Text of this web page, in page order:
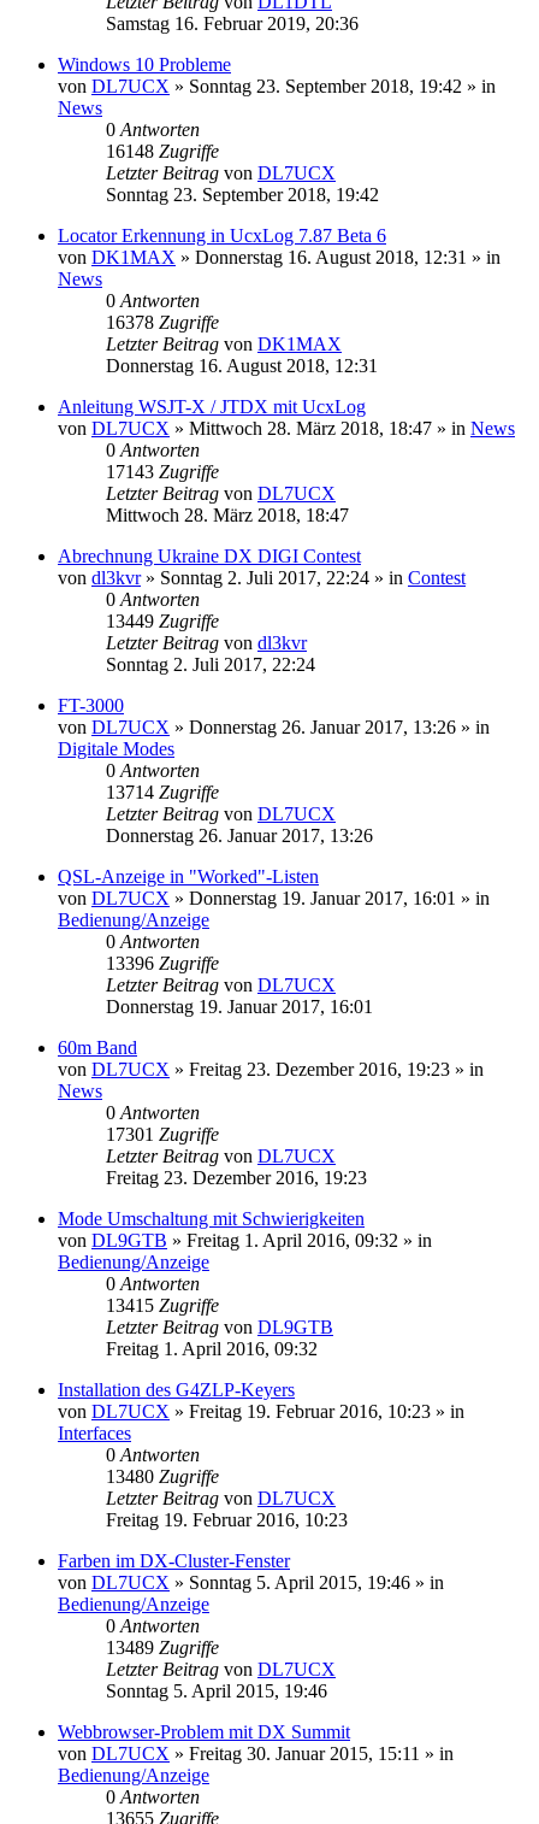
Samstag 16. Februar 2019, 20:36
Windows 10 Probleme
von DL7UCX » Sonntag 23. September 2018, 19:42 » in
News
0 Antworten
16148 Zugriffe
Letzter Beitrag von DL7UCX
Sonntag 23. September 2018, 19:42
Locator Erkennung in UcxLog 7.87 Beta 6
von DK1MAX » Donnerstag 16. August 2018, 12:31 » in
News
0 Antworten
16378 Zugriffe
Letzter Beitrag von DK1MAX
Donnerstag 16. August 2018, 12:31
Anleitung WSJT-X / JTDX mit UcxLog
von DL7UCX » Mittwoch 28. März 2018, 18:47 » in News
0 Antworten
17143 Zugriffe
Letzter Beitrag von DL7UCX
Mittwoch 28. März 2018, 18:47
Abrechnung Ukraine DX DIGI Contest
von dl3kvr» Sonntag 2. Juli 2017, 22:24 » in Contest
0 Antworten
13449 Zugriffe
Letzter Beitrag von dl3kvr
Sonntag 2. Juli 2017, 22:24
FT-3000
von DL7UCX » Donnerstag 26. Januar 2017, 13:26 » in
Digitale Modes
0 Antworten
13714 Zugriffe
Letzter Beitrag von DL7UCX
Donnerstag 26. Januar 2017, 13:26
QSL-Anzeige in "Worked"-Listen
von DL7UCX » Donnerstag 19. Januar 2017, 16:01 » in
Bedienung/Anzeige
0 Antworten
13396 Zugriffe
Letzter Beitrag von DL7UCX
Donnerstag 19. Januar 2017, 16:01
60m Band
von DL7UCX » Freitag 23. Dezember 2016, 19:23 » in
News
0 Antworten
17301 Zugriffe
Letzter Beitrag von DL7UCX
Freitag 23. Dezember 2016, 19:23
Mode Umschaltung mit Schwierigkeiten
von DL9GTB » Freitag 1. April 2016, 09:32 » in
Bedienung/Anzeige
0 Antworten
13415 Zugriffe
Letzter Beitrag von DL9GTB
Freitag 1. April 2016, 09:32
Installation des G4ZLP-Keyers
von DL7UCX » Freitag 19. Februar 2016, 10:23 » in
Interfaces
0 Antworten
13480 Zugriffe
Letzter Beitrag von DL7UCX
Freitag 19. Februar 2016, 10:23
Farben im DX-Cluster-Fenster
von DL7UCX » Sonntag 5. April 2015, 19:46 » in
Bedienung/Anzeige
0 Antworten
13489 Zugriffe
Letzter Beitrag von DL7UCX
Sonntag 5. April 2015, 19:46
Webbrowser-Problem mit DX Summit
von DL7UCX » Freitag 30. Januar 2015, 15:11 » in
Bedienung/Anzeige
0 Antworten
13655 Zugriffe